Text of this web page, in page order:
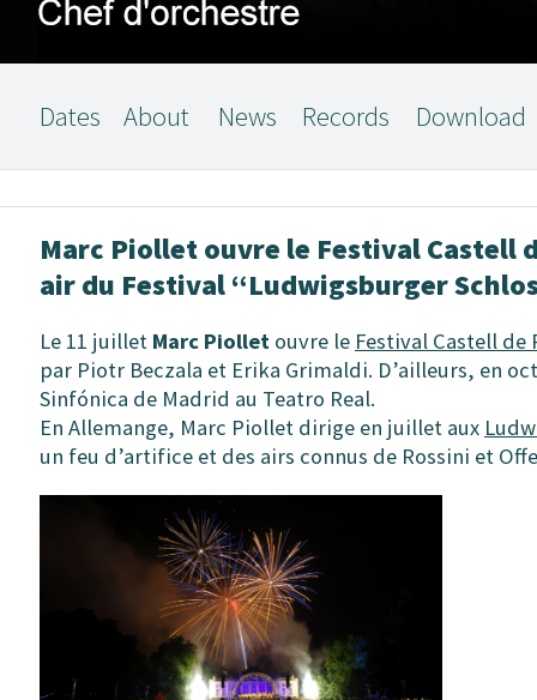
Dates About News Records Download
Marc Piollet ouvre le Festival Castell
air du Festival “Ludwigsburger
Le 11 juillet Marc Piollet ouvre le Festival Castell de
par Piotr Beczala et Erika Grimaldi. D’ailleurs, en
Sinfónica de Madrid au Teatro Real.
En Allemange, Marc Piollet dirige en juillet aux
un feu d’artifice et des airs connus de Rossini et